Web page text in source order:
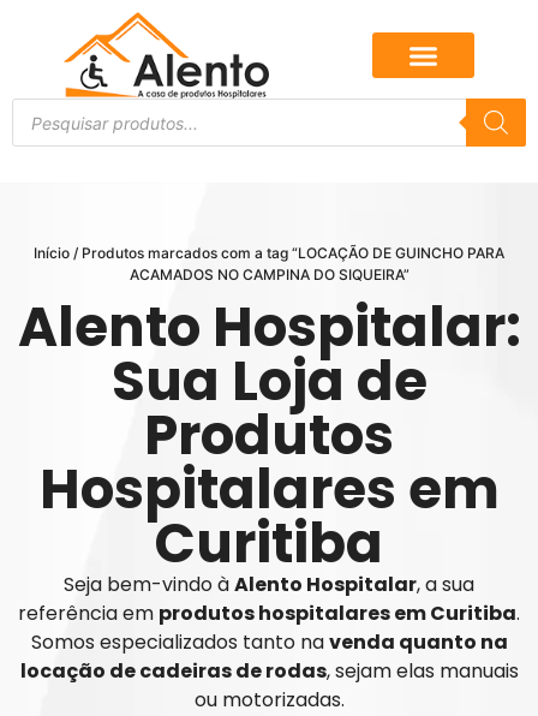
Início / Produtos marcados com a tag “LOCAÇÃO DE GUINCHO PARA
ACAMADOS NO CAMPINA DO SIQUEIRA”
Alento Hospitalar:
Sua Loja de
Produtos
Hospitalares em
Curitiba
Seja bem-vindo àAlento Hospitalar, a sua
referência em produtos hospitalares em Curitiba.
Somos especializados tanto navenda quanto na
locação de cadeiras de rodas, sejam elas manuais
ou motorizadas.